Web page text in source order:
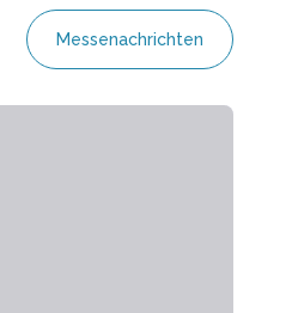
Messenachrichten